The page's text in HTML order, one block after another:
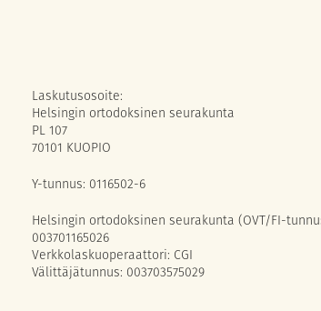
Laskutusosoite:
Helsingin ortodoksinen seurakunta
PL 107
70101 KUOPIO
Y-tunnus: 0116502-6
Helsingin ortodoksinen seurakunta (OVT/FI-
003701165026
Verkkolaskuoperaattori: CGI
Välittäjätunnus: 003703575029